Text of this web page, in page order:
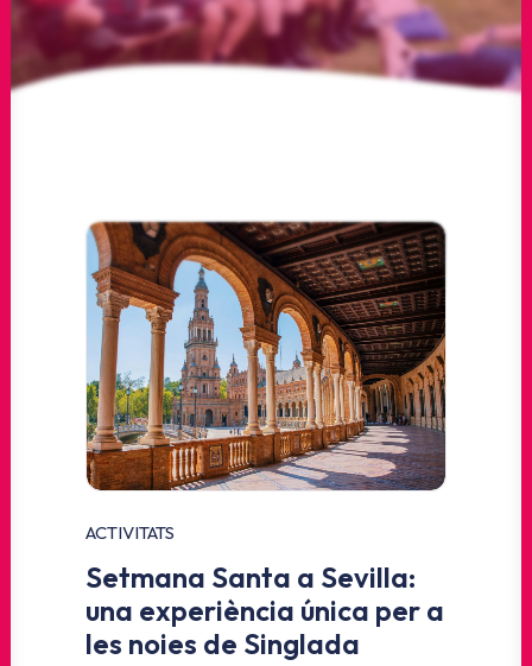
ACTIVITATS
Setmana Santa a Sevilla:
una experiència única per a
les noies de Singlada